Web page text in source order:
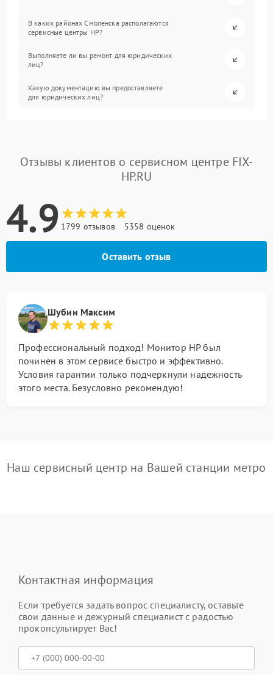
В каких районах Смоленска располагаются
сервисные центры HP?
Выполняете ли вы ремонт для юридических
лиц?
Какую документацию вы предоставляете
для юридических лиц?
Отзывы клиентов о сервисном центре FIX-
HP.RU
4.9 1799 отзывов 5358 оценок
Оставить отзыв
Шубин Максим
Профессиональный подход! Монитор HP был
починен в этом сервисе быстро и эффективно.
Условия гарантии только подчеркнули надежность
этого места. Безусловно рекомендую!
Наш сервисный центр на Вашей станции метро
Контактная информация
Если требуется задать вопрос специалисту, оставьте
свои данные и дежурный специалист с радостью
проконсультирует Вас!